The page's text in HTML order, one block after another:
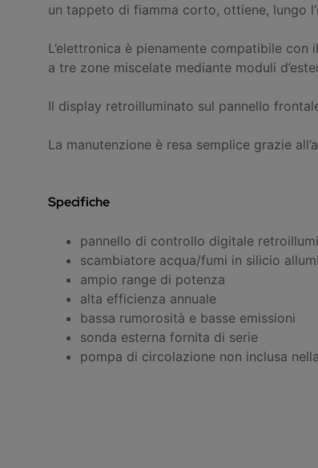
un tappeto di fiamma corto, ottiene, lungo
L’elettronica è pienamente compatibile
a tre zone miscelate mediante moduli
Il display retroilluminato sul pannello
La manutenzione è resa semplice grazie
Specifiche
pannello di controllo digitale
scambiatore acqua/fumi in silicio
ampio range di potenza
alta efficienza annuale
bassa rumorosità e basse emissioni
sonda esterna fornita di serie
pompa di circolazione non inclusa